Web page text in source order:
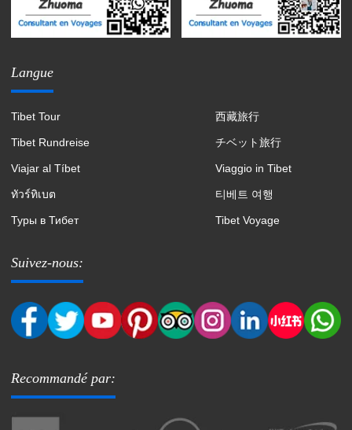
Langue
Tibet Tour 西藏旅行
Tibet Rundreise チベット旅行
Viajar al Tíbet Viaggio in Tibet
ทัวร์ทิเบต 티베트 여행
Туры в Тибет Tibet Voyage
Suivez-nous:
Recommandé par: